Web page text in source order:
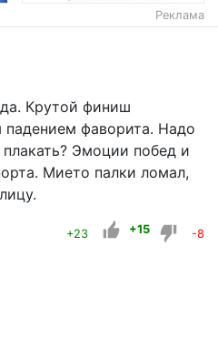
Реклама
Крутой финиш
падением фаворита. Надо
Эмоции побед и
Мието палки ломал,
+23 +15 -8